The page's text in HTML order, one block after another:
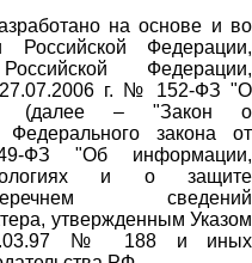
на основе и во
Российской Федерации,
Федерации,
27.07.2006 г. № 152-ФЗ "О
(далее – "Закон о
закона от
ФЗ "Об информации,
и о защите
сведений
утвержденным Указом
№ 188 и иных